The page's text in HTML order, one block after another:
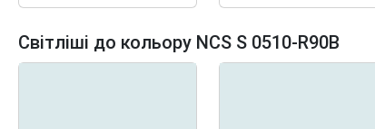
Світліші до кольору NCS S 0510-R90B